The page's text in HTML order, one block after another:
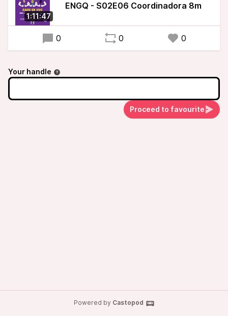
1:11:47
ENGQ - S02E06 Coordinadora 8m
0 0 0
Your handle
Proceed to favourite
Powered by Castopod